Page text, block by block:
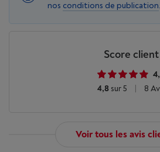
nos conditions de publication.
Score client
4,8 sur 5 8
Voir tous les avis